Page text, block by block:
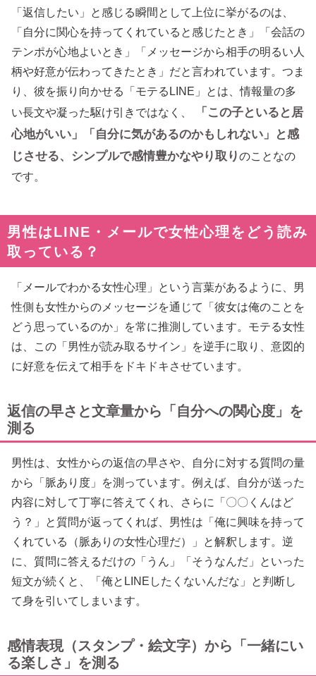
「返信したい」と感じる瞬間として上位に挙がるのは、
「自分に関心を持ってくれていると感じたとき」「会話の
テンポが心地よいとき」「メッセージから相手の明るい人
柄や好意が伝わってきたとき」だと言われています。つま
り、彼を振り向かせる「モテるLINE」とは、情報量の多
い長文や凝った駆け引きではなく、
「この子といると居
心地がいい」「自分に気があるのかもしれない」と感
じさせる、シンプルで感情豊かなやり取りのことなの
です。
男性はLINE・メールで女性心理をどう読み
取っている？
「メールでわかる女性心理」という言葉があるように、男
性側も女性からのメッセージを通じて「彼女は俺のことを
どう思っているのか」を常に推測しています。モテる女性
は、この「男性が読み取るサイン」を逆手に取り、意図的
に好意を伝えて相手をドキドキさせています。
返信の早さと文章量から「自分への関心度」を
測る
男性は、女性からの返信の早さや、自分に対する質問の量
から「脈あり度」を測っています。例えば、自分が送った
内容に対して丁寧に答えてくれ、さらに「〇〇くんはど
う？」と質問が返ってくれば、男性は「俺に興味を持って
くれている（脈ありの女性心理だ）」と解釈します。逆
に、質問に答えるだけの「うん」「そうなんだ」といった
短文が続くと、「俺とLINEしたくないんだな」と判断し
て身を引いてしまいます。
感情表現（スタンプ・絵文字）から「一緒にい
る楽しさ」を測る